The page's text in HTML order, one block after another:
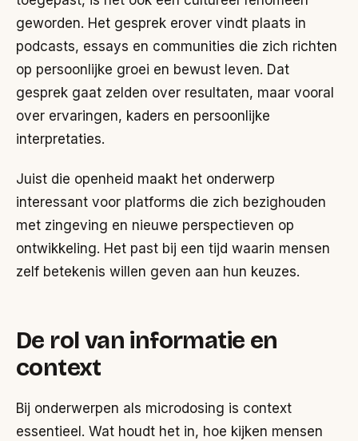
geworden. Het gesprek erover vindt plaats in
podcasts, essays en communities die zich richten
op persoonlijke groei en bewust leven. Dat
gesprek gaat zelden over resultaten, maar vooral
over ervaringen, kaders en persoonlijke
interpretaties.
Juist die openheid maakt het onderwerp
interessant voor platforms die zich bezighouden
met zingeving en nieuwe perspectieven op
ontwikkeling. Het past bij een tijd waarin mensen
zelf betekenis willen geven aan hun keuzes.
De rol van informatie en
context
Bij onderwerpen als microdosing is context
essentieel. Wat houdt het in, hoe kijken mensen